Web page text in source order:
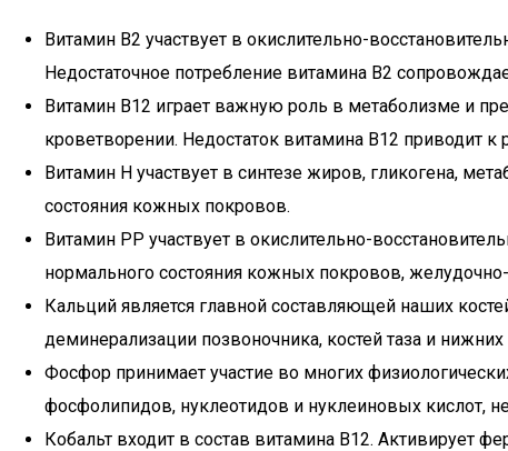
Витамин В2 участвует в окислительно-
Недостаточное потребление витамина В2
Витамин В12 играет важную роль в метаболизме и
кроветворении. Недостаток витамина В12 приводит
Витамин Н участвует в синтезе жиров, гликогена,
состояния кожных покровов.
Витамин РР участвует в окислительно-
нормального состояния кожных покровов,
Кальций является главной составляющей наших
деминерализации позвоночника, костей таза и
Фосфор принимает участие во многих
фосфолипидов, нуклеотидов и нуклеиновых кислот,
Кобальт входит в состав витамина В12. Активирует